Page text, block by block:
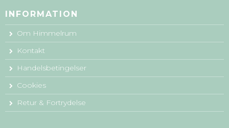
INFORMATION
Om Himmelrum
Kontakt
Handelsbetingelser
Cookies
Retur & Fortrydelse